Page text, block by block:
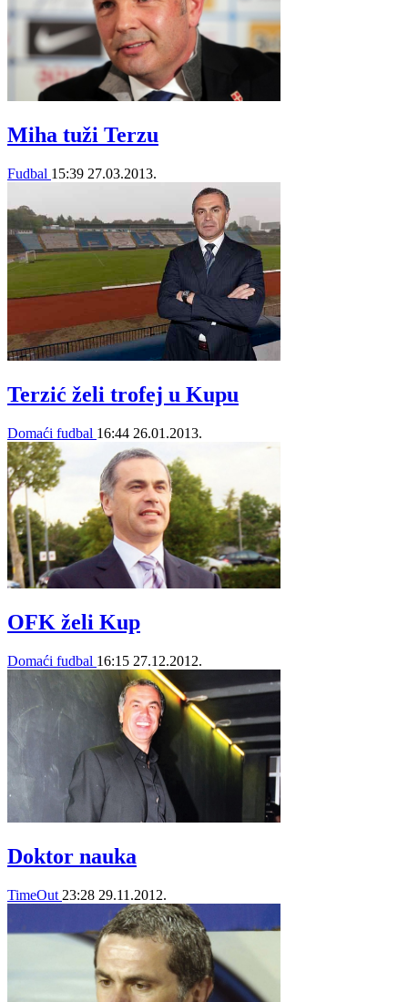
Miha tuži Terzu
Fudbal 15:39 27.03.2013.
Terzić želi trofej u Kupu
Domaći fudbal 16:44 26.01.2013.
OFK želi Kup
Domaći fudbal 16:15 27.12.2012.
Doktor nauka
TimeOut 23:28 29.11.2012.